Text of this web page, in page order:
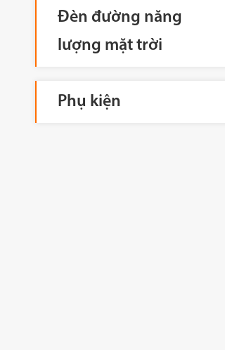
Đèn đường năng
lượng mặt trời
Phụ kiện